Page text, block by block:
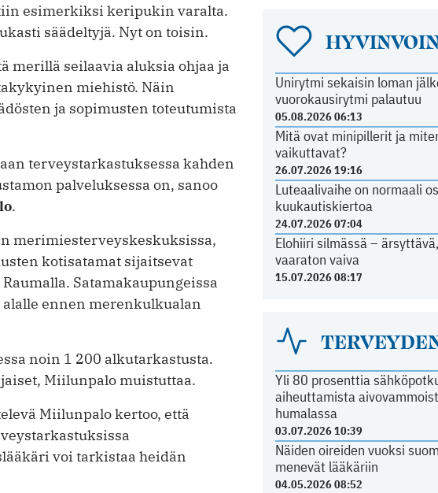
Unirytmi sekaisin loman
vuorokausirytmi palautuu
05.08.2026 06:13
Mitä ovat minipillerit ja
vaikuttavat?
26.07.2026 19:16
Luteaalivaihe on normaali
kuukautiskiertoa
24.07.2026 07:04
Elohiiri silmässä –
vaaraton vaiva
15.07.2026 08:17
Yli 80 prosenttia
aiheuttamista
humalassa
03.07.2026 10:39
Näiden oireiden vuoksi
menevät lääkäriin
04.05.2026 08:52
esimerkiksi ­keripukin varalta.
säädeltyjä. Nyt on toisin.
merillä seilaavia aluksia ohjaa ja
miehistö. Näin
ja sopimusten toteutumista
terveystarkastuksessa kahden
palveluksessa on, sanoo
.
merimiesterveyskeskuksissa,
kotisatamat sijaitsevat
Satamakaupungeissa
ennen merenkulkualan
noin 1 200 alkutarkastusta.
Miilunpalo muistuttaa.
Miilunpalo kertoo, että
voi tarkistaa heidän